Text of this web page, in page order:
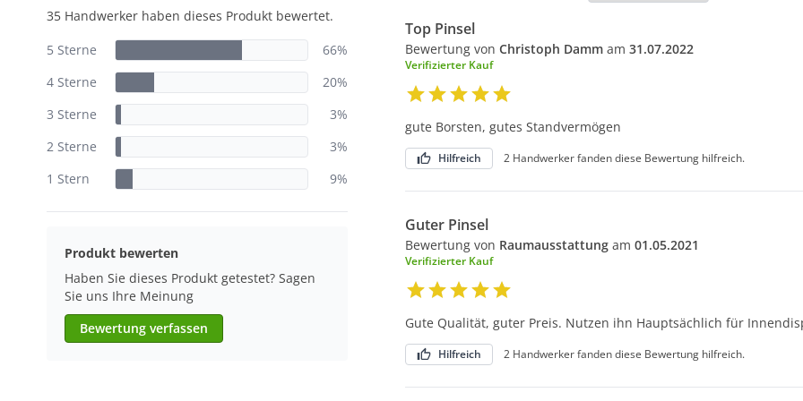
35 Handwerker haben dieses Produkt bewertet.
5 Sterne
66%
4 Sterne
20%
3 Sterne
3%
2 Sterne
3%
1 Stern
9%
Produkt bewerten
Haben Sie dieses Produkt getestet? Sagen
Sie uns Ihre Meinung
Bewertung verfassen
Top Pinsel
Bewertung von Christoph Damm am 31.07.2022
Verifizierter Kauf
gute Borsten, gutes Standvermögen
Hilfreich 2 Handwerker fanden diese Bewertung hilfreich.
Guter Pinsel
Bewertung von Raumausstattung am 01.05.2021
Verifizierter Kauf
Gute Qualität, guter Preis. Nutzen ihn Hauptsächlich für
Hilfreich 2 Handwerker fanden diese Bewertung hilfreich.